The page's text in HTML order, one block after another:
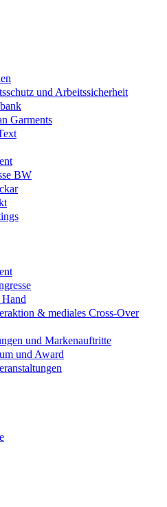
und Arbeitssicherheit
Garments
BW
& mediales Cross-Over
und Markenauftritte
und Award